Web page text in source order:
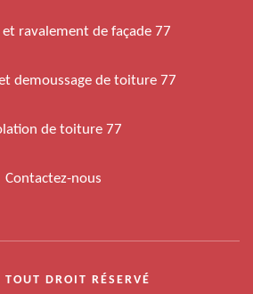
et ravalement de façade 77
demoussage de toiture 77
de toiture 77
Contactez-nous
DROIT RÉSERVÉ